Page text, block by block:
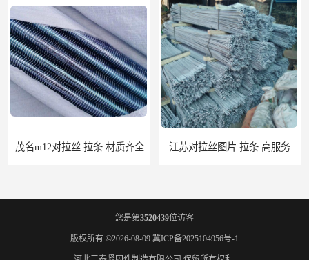
茂名m12对拉丝 拉条 材质齐全 江苏对拉丝图片 拉条 高服务
您是第3520439位访客
版权所有 ©2026-08-09 冀ICP备2025104956号-1